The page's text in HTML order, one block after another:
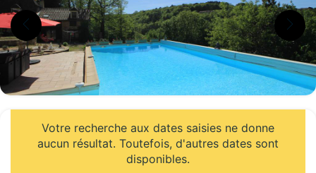
Votre recherche aux dates saisies ne donne
aucun résultat. Toutefois, d'autres dates sont
disponibles.